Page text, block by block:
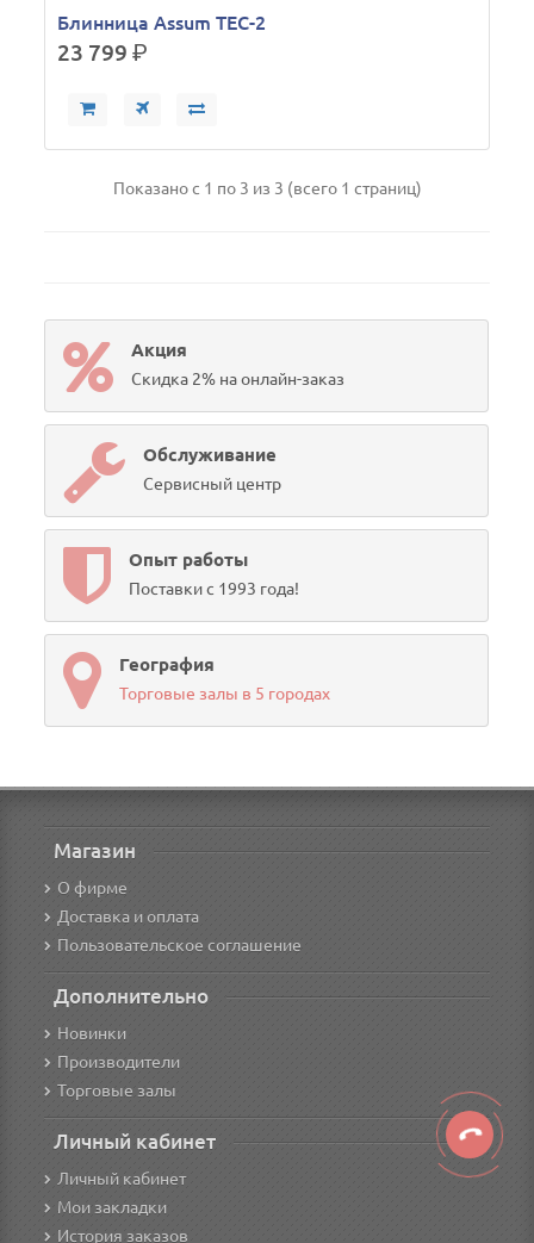
Блинница Assum ТЕС-2
23 799р.
Показано с 1 по 3 из 3 (всего 1 страниц)
Акция
Скидка 2% на онлайн-заказ
Обслуживание
Сервисный центр
Опыт работы
Поставки с 1993 года!
География
Торговые залы в 5 городах
Магазин
О фирме
Доставка и оплата
Пользовательское соглашение
Дополнительно
Новинки
Производители
Торговые залы
Личный кабинет
Личный кабинет
Мои закладки
История заказов